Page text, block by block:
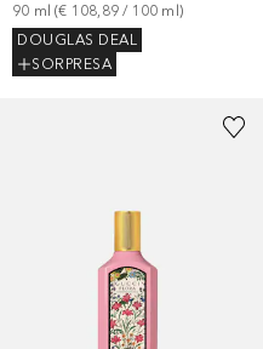
90 ml (€ 108,89 / 100 ml)
DOUGLAS DEAL
SORPRESA